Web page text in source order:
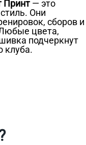
Принт — это
Они
сборов и
цвета,
подчеркнут
клуба.